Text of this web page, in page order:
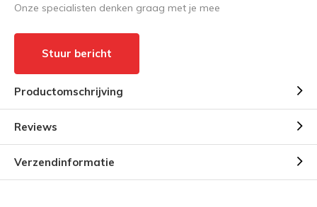
Onze specialisten denken graag met je mee
Stuur bericht
Productomschrijving
Reviews
Verzendinformatie